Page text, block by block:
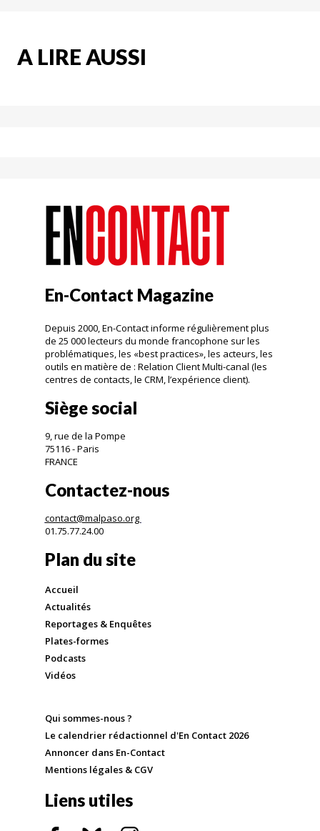
A LIRE AUSSI
En-Contact Magazine
Depuis 2000, En-Contact informe régulièrement plus
de 25 000 lecteurs du monde francophone sur les
problématiques, les «best practices», les acteurs, les
outils en matière de : Relation Client Multi-canal (les
centres de contacts, le CRM, l’expérience client).
Siège social
9, rue de la Pompe
75116 - Paris
FRANCE
Contactez-nous
contact@malpaso.org
01.75.77.24.00
Plan du site
Accueil
Actualités
Reportages & Enquêtes
Plates-formes
Podcasts
Vidéos
Qui sommes-nous ?
Le calendrier rédactionnel d'En Contact 2026
Annoncer dans En-Contact
Mentions légales & CGV
Liens utiles